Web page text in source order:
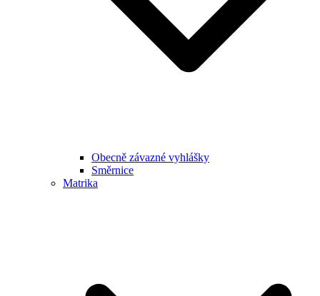
Obecně závazné vyhlášky
Směrnice
Matrika